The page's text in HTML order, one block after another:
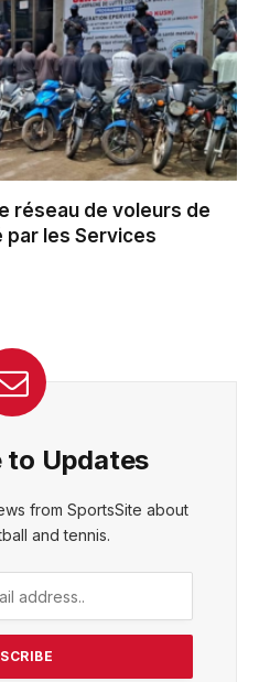
réseau de voleurs de
les Services
to Updates
from SportsSite about
and tennis.